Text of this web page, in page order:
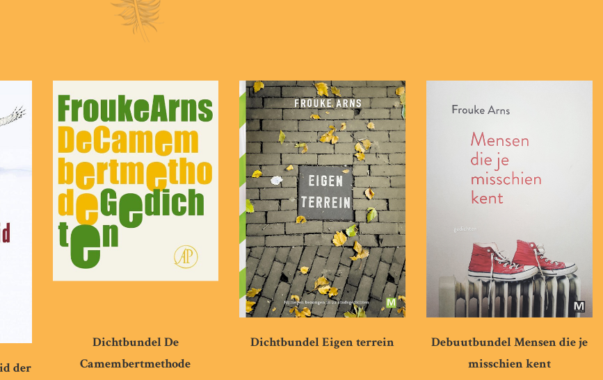
der
Dichtbundel De
Camembertmethode
Dichtbundel Eigen terrein
Debuutbundel Mensen die je
misschien kent